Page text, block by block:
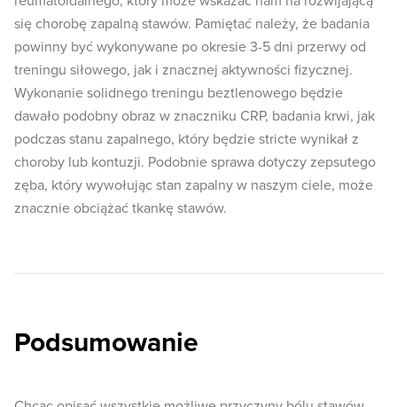
się chorobę zapalną stawów. Pamiętać należy, że badania
powinny być wykonywane po okresie 3-5 dni przerwy od
treningu siłowego, jak i znacznej aktywności fizycznej.
Wykonanie solidnego treningu beztlenowego będzie
dawało podobny obraz w znaczniku CRP, badania krwi, jak
podczas stanu zapalnego, który będzie stricte wynikał z
choroby lub kontuzji. Podobnie sprawa dotyczy zepsutego
zęba, który wywołując stan zapalny w naszym ciele, może
znacznie obciążać tkankę stawów.
Podsumowanie